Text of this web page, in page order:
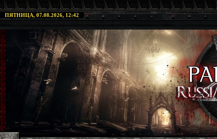
ПЯТНИЦА, 07.08.2026, 12:42